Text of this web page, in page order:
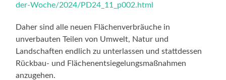
der-Woche/2024/PD24_11_p002.html
Daher sind alle neuen Flächenverbräuche in
unverbauten Teilen von Umwelt, Natur und
Landschaften endlich zu unterlassen und stattdessen
Rückbau- und Flächenentsiegelungsmaßnahmen
anzugehen.